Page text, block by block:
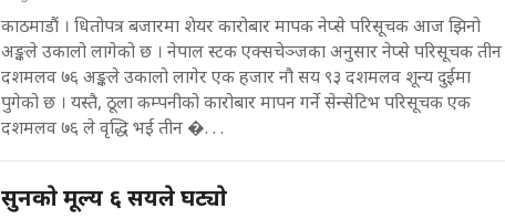
काठमाडौं । धितोपत्र बजारमा शेयर कारोबार मापक नेप्से परिसूचक आज झिनो
अङ्कले उकालो लागेको छ । नेपाल स्टक एक्सचेञ्जका अनुसार नेप्से परिसूचक तीन
दशमलव ७६ अङ्कले उकालो लागेर एक हजार नौ सय ९३ दशमलव शून्य दुईमा
पुगेको छ । यस्तै, ठूला कम्पनीको कारोबार मापन गर्ने सेन्सेटिभ परिसूचक एक
दशमलव ७६ ले वृद्धि भई तीन �. . .
सुनकाे मूल्य ६ सयले घट्याे